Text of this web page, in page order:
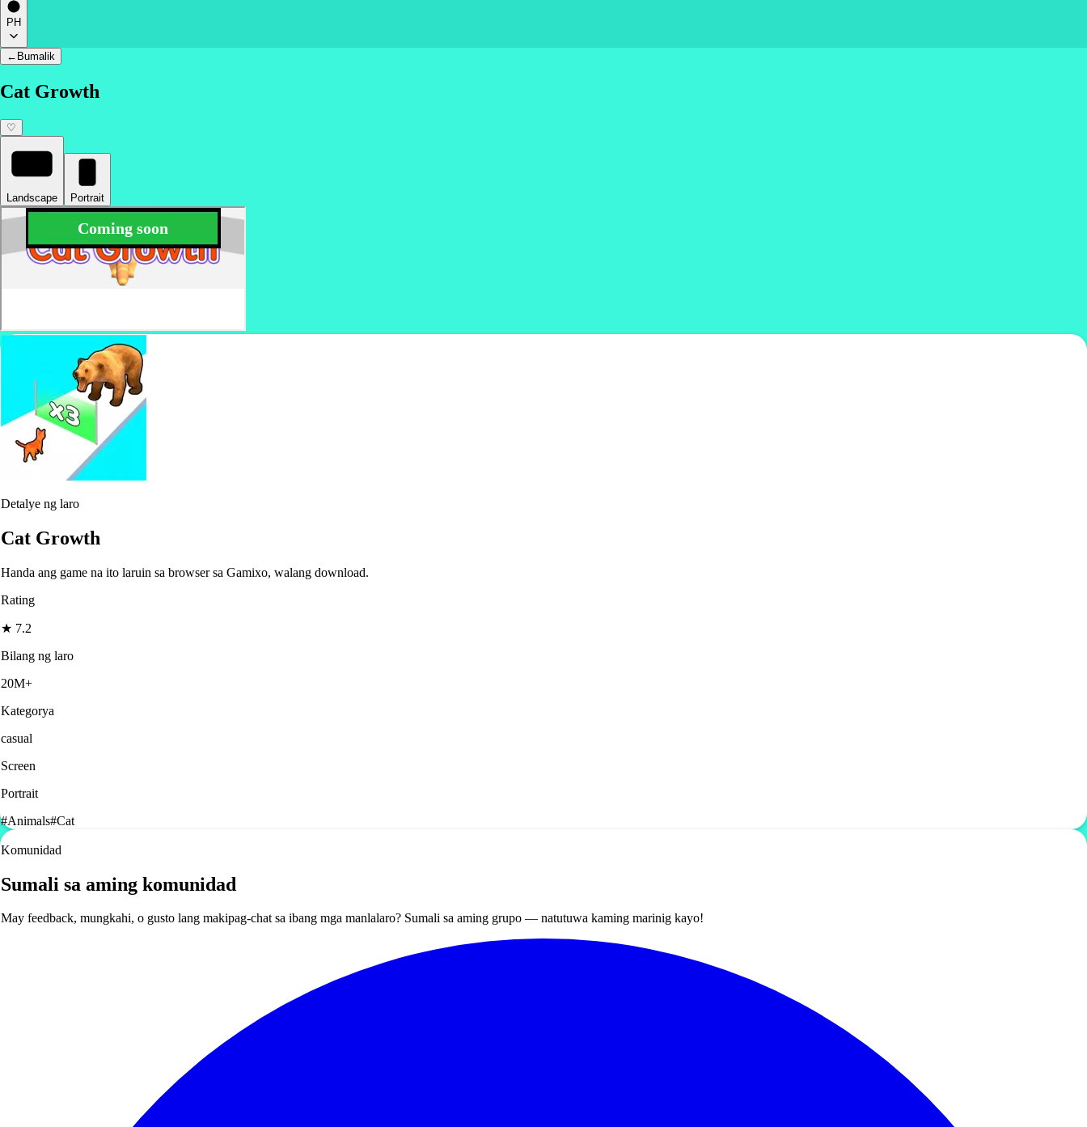
PH
← Bumalik
Cat Growth
♡
Landscape Portrait
Detalye ng laro
Cat Growth
Handa ang game na ito laruin sa browser sa Gamixo, walang download.
Rating
★ 7.2
Bilang ng laro
20M+
Kategorya
casual
Screen
Portrait
#Animals#Cat
Komunidad
Sumali sa aming komunidad
May feedback, mungkahi, o gusto lang makipag-chat sa ibang mga manlalaro? Sumali sa aming grupo — natutuwa kaming marinig kayo!